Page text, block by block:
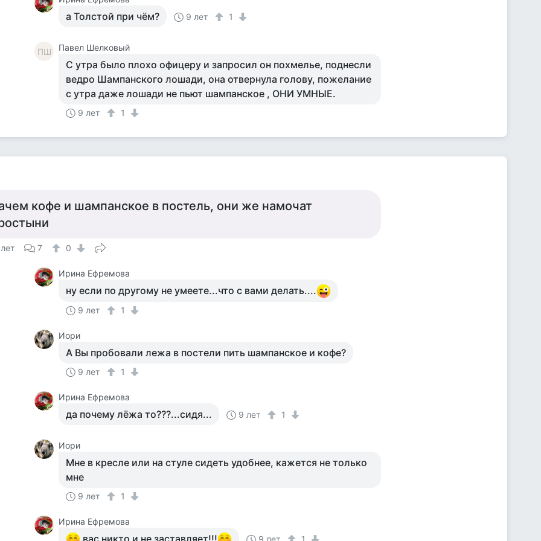
а Толстой при чём? 9 лет 1
ПШ Павел Шелковый
С утра было плохо офицеру и запросил он похмелье, поднесли
ведро Шампанского лошади, она отвернула голову, пожелание
с утра даже лошади не пьют шампанское , ОНИ УМНЫЕ.
9 лет 1
кофе и шампанское в постель, они же намочат
7 0
Ирина Ефремова
ну если по другому не умеете...что с вами делать....
9 лет 1
Иори
А Вы пробовали лежа в постели пить шампанское и кофе?
9 лет 1
Ирина Ефремова
да почему лёжа то???...сидя... 9 лет 1
Иори
Мне в кресле или на стуле сидеть удобнее, кажется не только
мне
9 лет 1
Ирина Ефремова
вас никто и не заставляет!!! 9 лет 1